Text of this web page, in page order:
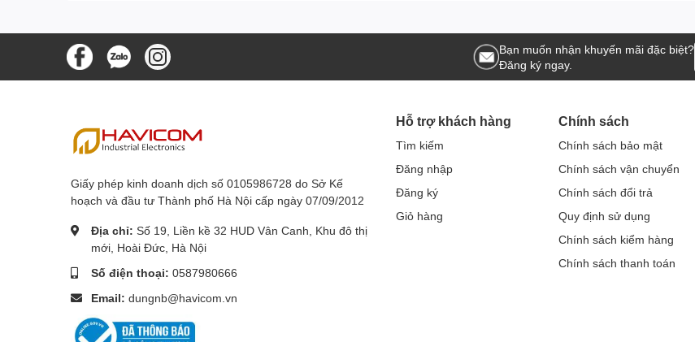
Bạn muốn nhận khuyến mãi đặc biệt?
Đăng ký ngay.
Giấy phép kinh doanh dịch số 0105986728 do Sở Kế
hoạch và đầu tư Thành phố Hà Nội cấp ngày 07/09/2012
Địa chỉ: Số 19, Liền kề 32 HUD Vân Canh, Khu đô thị
mới, Hoài Đức, Hà Nội
Số điện thoại: 0587980666
Email: dungnb@havicom.vn
Hỗ trợ khách hàng
Tìm kiếm
Đăng nhập
Đăng ký
Giỏ hàng
Chính sách
Chính sách bảo mật
Chính sách vận chuyển
Chính sách đổi trả
Quy định sử dụng
Chính sách kiểm hàng
Chính sách thanh toán